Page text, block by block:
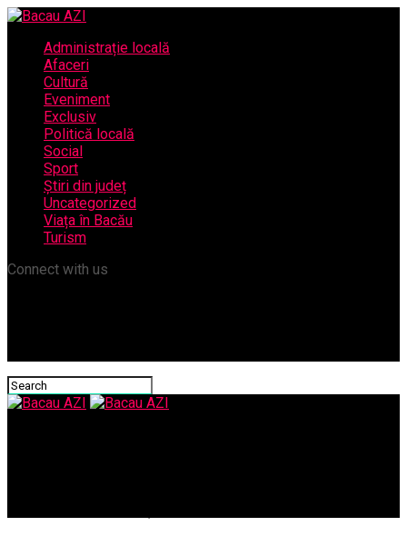
Administrație locală
Afaceri
Cultură
Eveniment
Exclusiv
Politică locală
Social
Sport
Știri din județ
Uncategorized
Viața în Bacău
Turism
Connect with us